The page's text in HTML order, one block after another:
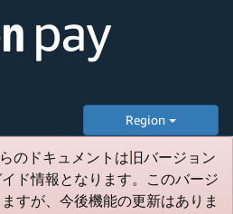
Region
のドキュメントは旧バージョン
ド情報となります。このバージ
すが、今後機能の更新はありま